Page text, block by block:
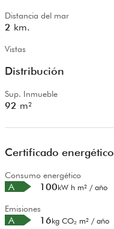
Distancia del mar
2 km.
Vistas
Distribución
Sup. Inmueble
92 m²
Certificado energético
Consumo energético
A 100kW h m² / año
Emisiones
A 16kg CO₂ m² / año